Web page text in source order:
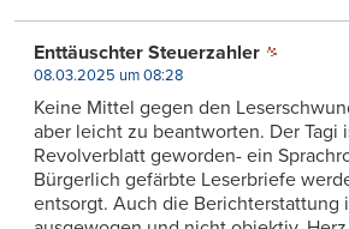
Enttäuschter Steuerzahler
08.03.2025 um 08:28
Keine Mittel gegen den
aber leicht zu beantworten. Der Tagi
Revolverblatt geworden- ein
Bürgerlich gefärbte Leserbriefe
entsorgt. Auch die Berichterstattung